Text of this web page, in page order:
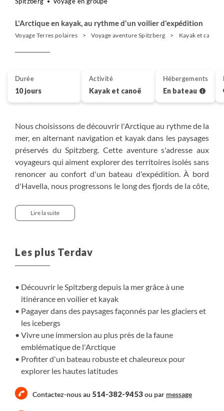
L'Arctique en kayak, au rythme d'un voilier d'expédition
Voyage Terres polaires Voyage aventure Spitzberg Kayak et canoë
Nous choisissons de découvrir l'Arctique au rythme de la
mer, en alternant navigation et kayak dans les paysages
préservés du Spitzberg. Cette aventure s'adresse aux
voyageurs qui aiment explorer des territoires isolés sans
renoncer au confort d'un bateau d'expédition. À bord
d'Havella, nous progressons le long des fjords de la côte,
perpétuel mouvement. Chaque sortie en kayak nous
rapproche de la faune emblématique, des morses aux
Lire la suite
Les plus Terdav
Découvrir le Spitzberg depuis la mer grâce à une
itinérance en voilier et kayak
Pagayer dans des paysages façonnés par les glaciers et
les icebergs
Vivre une immersion au plus près de la faune
emblématique de l'Arctique
Profiter d'un bateau robuste et chaleureux pour
explorer les hautes latitudes
Contactez-nous au 514-382-9453ou par message
Durée
10 jours
Activité
Kayak et canoë
Hébergements
En bateau